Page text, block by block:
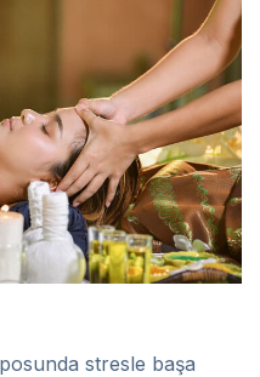
stresle başa